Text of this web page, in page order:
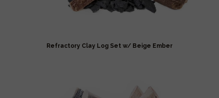
Refractory Clay Log Set w/ Beige Ember